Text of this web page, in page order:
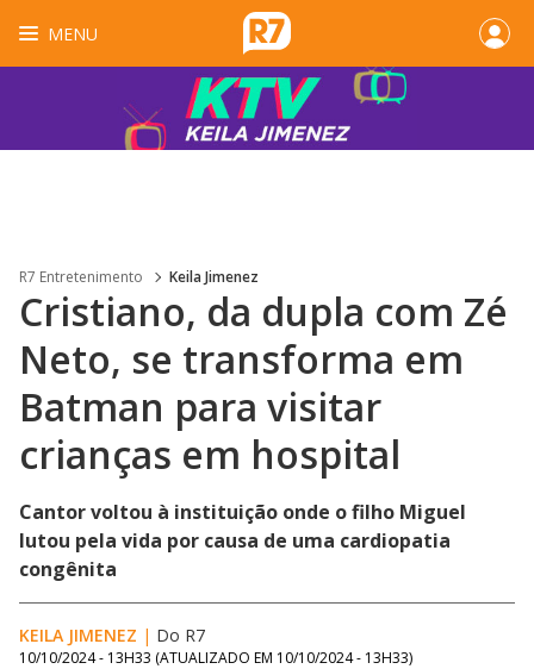
MENU
R7 Entretenimento Keila Jimenez
Cristiano, da dupla com Zé
Neto, se transforma em
Batman para visitar
crianças em hospital
Cantor voltou à instituição onde o filho Miguel
lutou pela vida por causa de uma cardiopatia
congênita
KEILA JIMENEZ | Do R7
10/10/2024 - 13H33 (ATUALIZADO EM 10/10/2024 - 13H33)